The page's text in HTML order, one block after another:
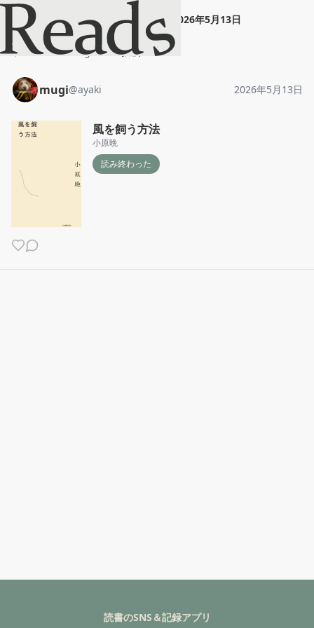
mugi" 風を飼う方法" 2026年5月13日
ホーム mugi 投稿
mugi@ayaki 2026年5月13日
風を飼う方法
小原晩
読み終わった
読書のSNS＆記録アプリ